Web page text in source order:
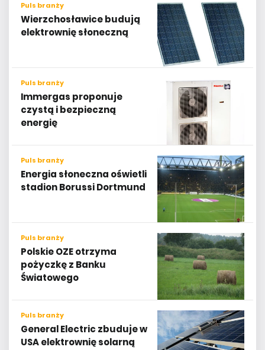
Puls branży
Wierzchosławice budują
elektrownię słoneczną
Puls branży
Immergas proponuje
czystą i bezpieczną
energię
Puls branży
Energia słoneczna oświetli
stadion Borussi Dortmund
Puls branży
Polskie OZE otrzyma
pożyczkę z Banku
Światowego
Puls branży
General Electric zbuduje w
USA elektrownię solarną